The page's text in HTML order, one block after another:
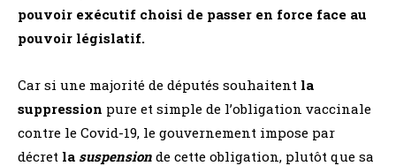
pouvoir exécutif choisi de passer en force face au
pouvoir législatif.
Car si une majorité de députés souhaitent la
suppression pure et simple de l’obligation vaccinale
contre le Covid-19, le gouvernement impose par
décret la suspension de cette obligation, plutôt que sa